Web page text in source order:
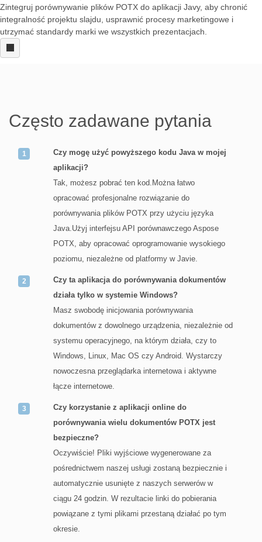
Zintegruj porównywanie plików POTX do aplikacji Javy, aby chronić
integralność projektu slajdu, usprawnić procesy marketingowe i
utrzymać standardy marki we wszystkich prezentacjach.
Często zadawane pytania
Czy mogę użyć powyższego kodu Java w mojej
aplikacji?
Tak, możesz pobrać ten kod.Można łatwo
opracować profesjonalne rozwiązanie do
porównywania plików POTX przy użyciu języka
Java.Użyj interfejsu API porównawczego Aspose
POTX, aby opracować oprogramowanie wysokiego
poziomu, niezależne od platformy w Javie.
Czy ta aplikacja do porównywania dokumentów
działa tylko w systemie Windows?
Masz swobodę inicjowania porównywania
dokumentów z dowolnego urządzenia, niezależnie od
systemu operacyjnego, na którym działa, czy to
Windows, Linux, Mac OS czy Android. Wystarczy
nowoczesna przeglądarka internetowa i aktywne
łącze internetowe.
Czy korzystanie z aplikacji online do
porównywania wielu dokumentów POTX jest
bezpieczne?
Oczywiście! Pliki wyjściowe wygenerowane za
pośrednictwem naszej usługi zostaną bezpiecznie i
automatycznie usunięte z naszych serwerów w
ciągu 24 godzin. W rezultacie linki do pobierania
powiązane z tymi plikami przestaną działać po tym
okresie.